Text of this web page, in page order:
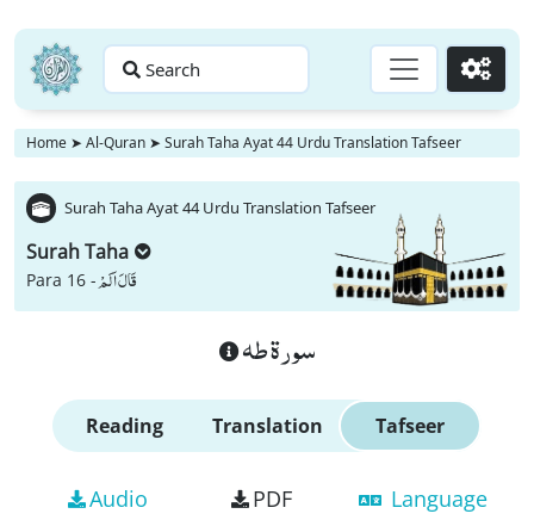
Search Go
Home ➤ Al-Quran ➤ Surah Taha Ayat 44 Urdu Translation Tafseer
Surah Taha Ayat 44 Urdu Translation Tafseer
Surah Taha
Para 16 -قَالَ اَلَمْ
سورة طه
Reading Translation Tafseer
Audio PDF Language